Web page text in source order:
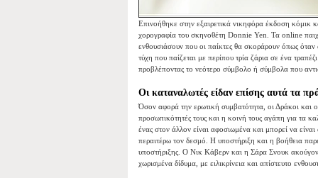
Επινοήθηκε στην εξαιρετικά νικηφόρα έκδοση κόμικ
χορογραφία του σκηνοθέτη Donnie Yen. Τα online
ενθουσιάσουν που οι παίκτες θα σκοράρουν όπως
τύχη που παίζεται με περίπου τρία ζάρια σε ένα
προβλέποντας το νεότερο σύμβολο ή σύμβολα που
Οι καταναλωτές είδαν επίσης αυτά τα
Όσον αφορά την ερωτική συμβατότητα, οι Δράκοι και
προσωπικότητές τους και η κοινή τους αγάπη για τα
ένας στον άλλον είναι αφοσιωμένα και μπορεί να
περαιτέρω τον δεσμό. Η υποστήριξη και η βοήθεια
υποστήριξης. Ο Νικ Κάβερν και η Σάρα Σνουκ
χωρισμένα δίδυμα, με ειλικρίνεια και απίστευτο